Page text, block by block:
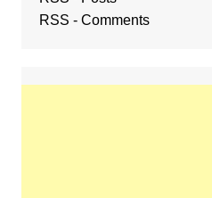
RSS - Comments